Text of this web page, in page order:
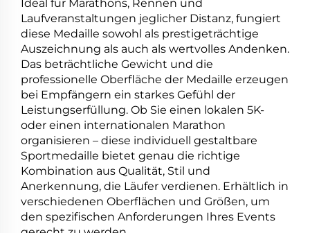
Ideal für Marathons, Rennen und
Laufveranstaltungen jeglicher Distanz, fungiert
diese Medaille sowohl als prestigeträchtige
Auszeichnung als auch als wertvolles Andenken.
Das beträchtliche Gewicht und die
professionelle Oberfläche der Medaille erzeugen
bei Empfängern ein starkes Gefühl der
Leistungserfüllung. Ob Sie einen lokalen 5K-
oder einen internationalen Marathon
organisieren – diese individuell gestaltbare
Sportmedaille bietet genau die richtige
Kombination aus Qualität, Stil und
Anerkennung, die Läufer verdienen. Erhältlich in
verschiedenen Oberflächen und Größen, um
den spezifischen Anforderungen Ihres Events